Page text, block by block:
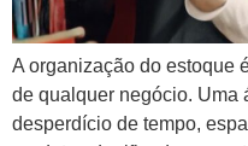
A organização do estoque
de qualquer negócio. Uma
desperdício de tempo,